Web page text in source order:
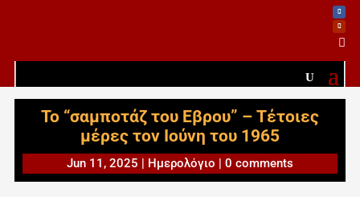

To “σαμποτάζ του Εβρου” – Τέτοιες
μέρες τον Ιούνη του 1965
Jun 11, 2025 | Ημερολόγιο | 0 comments